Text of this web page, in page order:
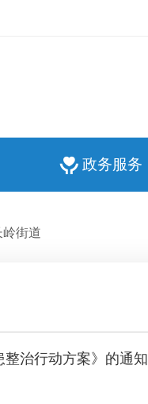
政务服务
岭街道
治行动方案》的通知